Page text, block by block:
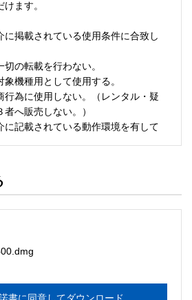
けます。
に掲載されている使用条件に合致し
切の転載を行わない。
象機種用として使用する。
行為に使用しない。（レンタル・疑
へ販売しない。）
に記載されている動作環境を有して
、またはリバースエンジニアリング
ト
ーサポートは行いません。搭載ソ
でお願い